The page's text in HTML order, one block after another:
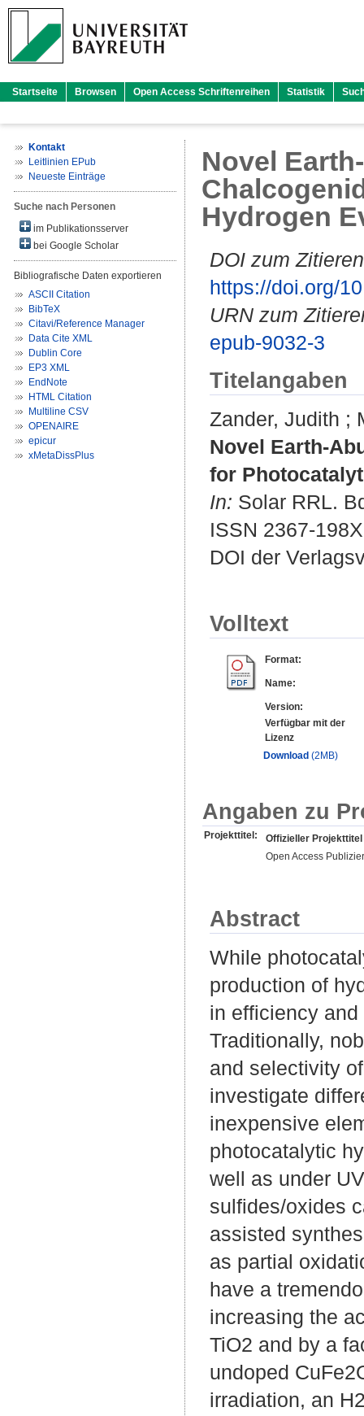
Startseite Browsen Open Access Schriftenreihen Statistik
Kontakt
Leitlinien EPub
Neueste Einträge
Suche nach Personen
im Publikationsserver
bei Google Scholar
Bibliografische Daten exportieren
ASCII Citation
BibTeX
Citavi/Reference Manager
Data Cite XML
Dublin Core
EP3 XML
EndNote
HTML Citation
Multiline CSV
OPENAIRE
epicur
xMetaDissPlus
Novel
Hydrogen
DOI zum
https://doi.org/
URN zum
epub-9032-3
Titelangaben
Zander, Judith ;
Novel Earth-
for
In: Solar RRL.
ISSN 2367-198X
DOI der
Volltext
Format:
Name:
Version:
Verfügbar mit der
Lizenz
Download (2MB)
Angaben zu
Projekttitel:
Offizieller Projekttitel
Open Access
Abstract
While
production of
in efficiency
Traditionally,
and selectivity
investigate
inexpensive
photocatalytic
well as under
sulfides/oxides
assisted
as partial
have a
increasing the
TiO2 and by a
undoped
irradiation, an